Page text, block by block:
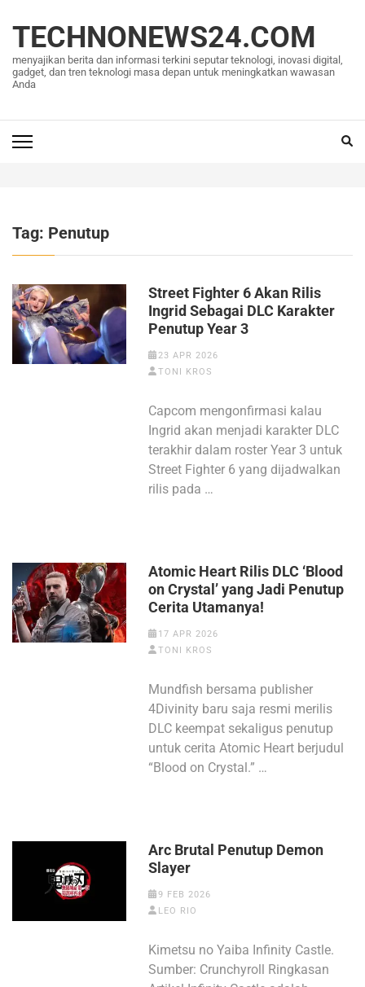
konten
(Tekan
Enter)
TECHNONEWS24.COM
menyajikan berita dan informasi terkini seputar teknologi, inovasi digital,
gadget, dan tren teknologi masa depan untuk meningkatkan wawasan
Anda
Tag: Penutup
Street Fighter 6 Akan Rilis
Ingrid Sebagai DLC Karakter
Penutup Year 3
23 APR 2026
TONI KROS
Capcom mengonfirmasi kalau
Ingrid akan menjadi karakter DLC
terakhir dalam roster Year 3 untuk
Street Fighter 6 yang dijadwalkan
rilis pada …
Atomic Heart Rilis DLC ‘Blood
on Crystal’ yang Jadi Penutup
Cerita Utamanya!
17 APR 2026
TONI KROS
Mundfish bersama publisher
4Divinity baru saja resmi merilis
DLC keempat sekaligus penutup
untuk cerita Atomic Heart berjudul
“Blood on Crystal.” …
Arc Brutal Penutup Demon
Slayer
9 FEB 2026
LEO RIO
Kimetsu no Yaiba Infinity Castle.
Sumber: Crunchyroll Ringkasan